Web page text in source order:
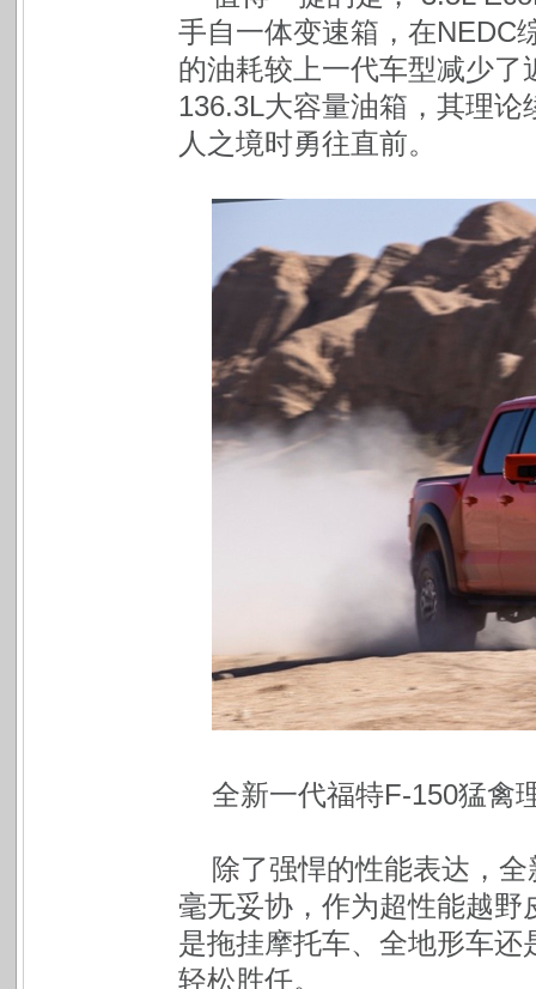
手自一体变速箱，在NEDC
的油耗较上一代车型减少了
136.3L大容量油箱，其理
人之境时勇往直前。
全新一代福特F-150猛禽
除了强悍的性能表达，
毫无妥协，作为超性能越
是拖挂摩托车、全地形车
轻松胜任。